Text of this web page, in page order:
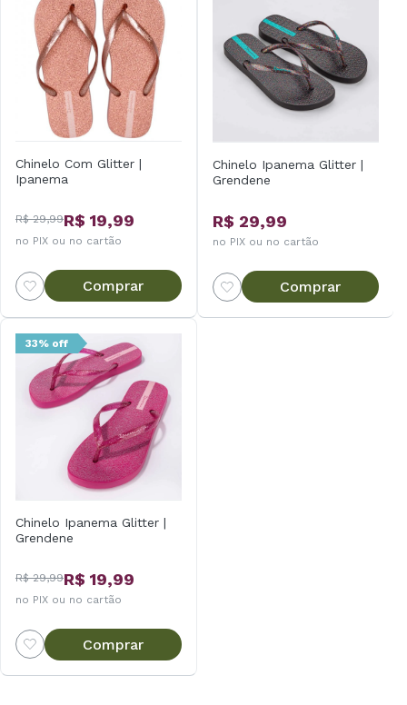
Chinelo Com Glitter |
Ipanema
R$ 29,99R$ 19,99
no PIX ou no cartão
Comprar
Chinelo Ipanema Glitter |
Grendene
R$ 29,99
no PIX ou no cartão
Comprar
33% off
Chinelo Ipanema Glitter |
Grendene
R$ 29,99R$ 19,99
no PIX ou no cartão
Comprar